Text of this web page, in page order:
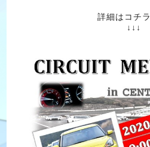
詳細はコチラ
↓↓↓